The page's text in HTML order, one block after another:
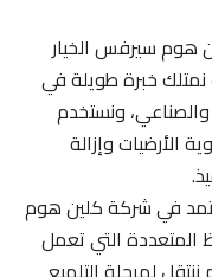
سيرفس الخيار
خبرة طويلة في
ونستخدم
وإزالة
في شركة كلين هوم
التي تعمل